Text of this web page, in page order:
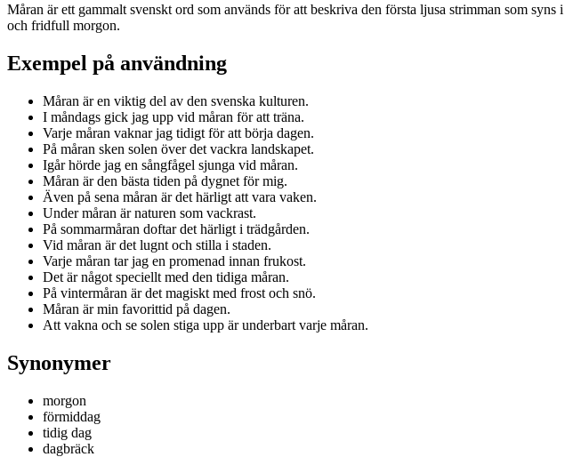
Måran är ett gammalt svenskt ord som används för att beskriva den första ljusa strimman som
och fridfull morgon.
Exempel på användning
Måran är en viktig del av den svenska kulturen.
I måndags gick jag upp vid måran för att träna.
Varje måran vaknar jag tidigt för att börja dagen.
På måran sken solen över det vackra landskapet.
Igår hörde jag en sångfågel sjunga vid måran.
Måran är den bästa tiden på dygnet för mig.
Även på sena måran är det härligt att vara vaken.
Under måran är naturen som vackrast.
På sommarmåran doftar det härligt i trädgården.
Vid måran är det lugnt och stilla i staden.
Varje måran tar jag en promenad innan frukost.
Det är något speciellt med den tidiga måran.
På vintermåran är det magiskt med frost och snö.
Måran är min favorittid på dagen.
Att vakna och se solen stiga upp är underbart varje måran.
Synonymer
morgon
förmiddag
tidig dag
dagbräck